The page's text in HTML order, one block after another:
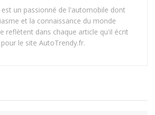
est un passionné de l'automobile dont
et la connaissance du monde
reflètent dans chaque article qu'il écrit
pour le site AutoTrendy.fr.